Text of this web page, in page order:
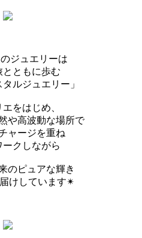
のジュエリーは
とともに歩む
タルジュエリー」
をはじめ、
や高波動な場所で
ャージを重ね
ークしながら
のピュアな輝き
けしています✴︎